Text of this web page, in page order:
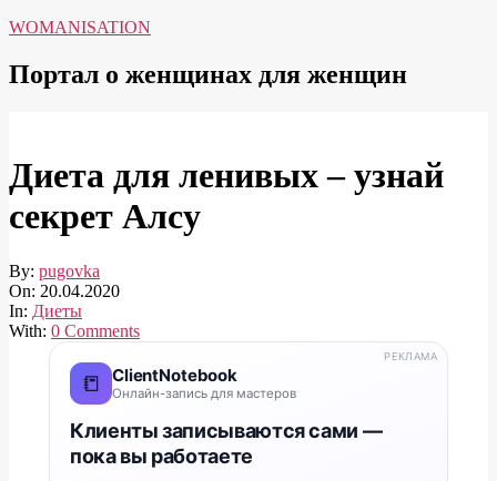
WOMANISATION
Портал о женщинах для женщин
Диета для ленивых – узнай
секрет Алсу
By: pugovka
On: 20.04.2020
In: Диеты
With: 0 Comments
📒 ClientNotebook
Онлайн-запись для мастеров
Клиенты записываются сами —
пока вы работаете
РЕКЛАМА